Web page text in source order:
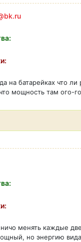
на батарейках что
мощность там ого-
менять каждые
но энергию